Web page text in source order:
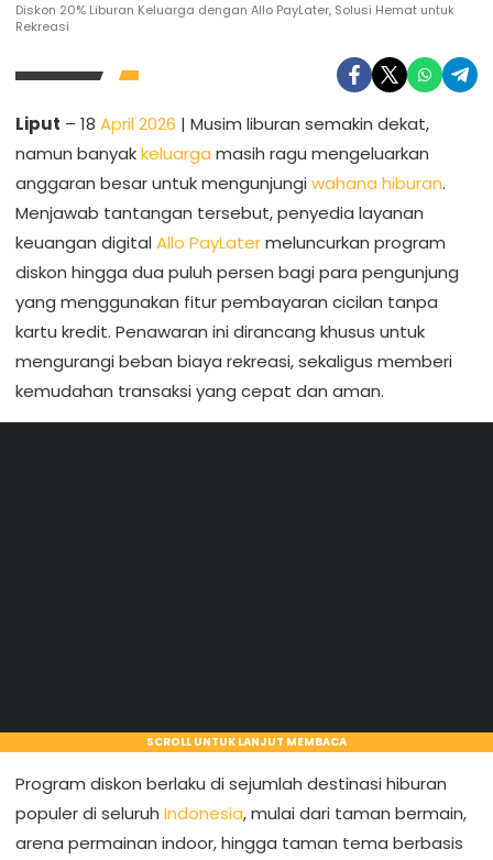
Diskon 20% Liburan Keluarga dengan Allo PayLater, Solusi Hemat untuk
Rekreasi
Liput – 18 April 2026 | Musim liburan semakin dekat,
namun banyakkeluarga masih ragu mengeluarkan
anggaran besar untuk mengunjungi wahana hiburan.
Menjawab tantangan tersebut, penyedia layanan
keuangan digital Allo PayLatermeluncurkan program
diskon hingga dua puluh persen bagi para pengunjung
yang menggunakan fitur pembayaran cicilan tanpa
kartu kredit. Penawaran ini dirancang khusus untuk
mengurangi beban biaya rekreasi, sekaligus memberi
kemudahan transaksi yang cepat dan aman.
SCROLL UNTUK LANJUT MEMBACA
Program diskon berlaku di sejumlah destinasi hiburan
populer di seluruh Indonesia, mulai dari taman bermain,
arena permainan indoor, hingga taman tema berbasis